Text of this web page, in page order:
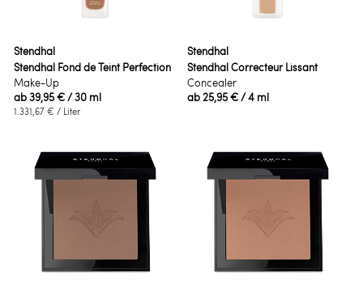
Stendhal
Stendhal Fond de Teint Perfection
Make-Up
ab39,95 €/ 30 ml
1.331,67 € / Liter
Stendhal
Stendhal Correcteur Lissant
Concealer
ab25,95 €/ 4 ml